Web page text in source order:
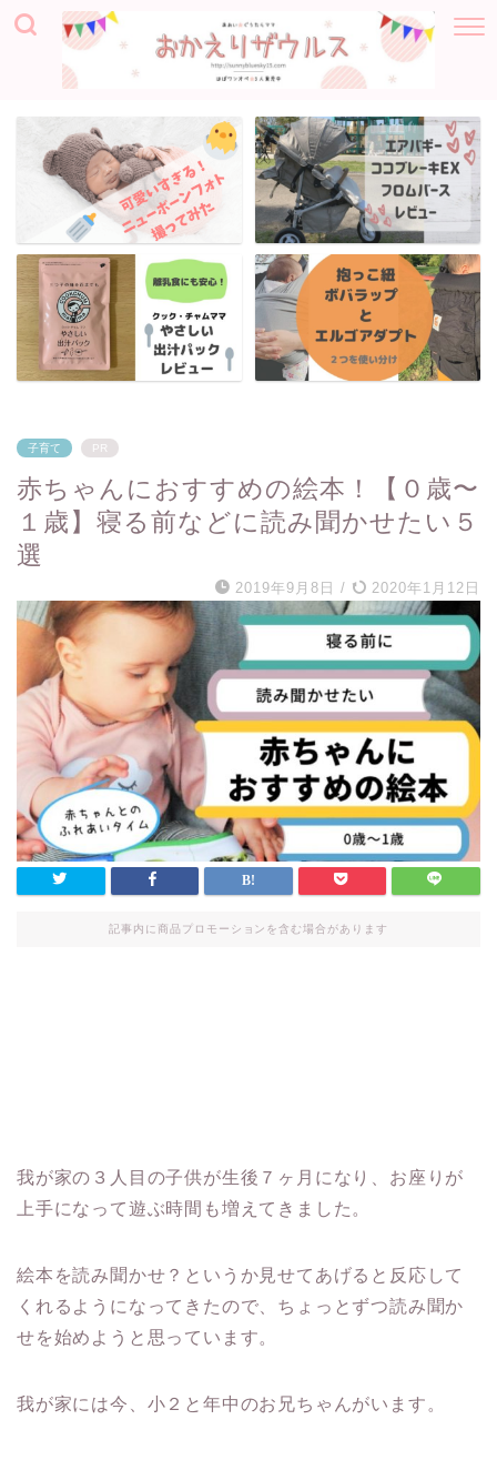
子育て PR
赤ちゃんにおすすめの絵本！【０歳〜
１歳】寝る前などに読み聞かせたい５
選
2019年9月8日 / 2020年1月12日
記事内に商品プロモーションを含む場合があります
我が家の３人目の子供が生後７ヶ月になり、お座りが
上手になって遊ぶ時間も増えてきました。
絵本を読み聞かせ？というか見せてあげると反応して
くれるようになってきたので、ちょっとずつ読み聞か
せを始めようと思っています。
我が家には今、小２と年中のお兄ちゃんがいます。